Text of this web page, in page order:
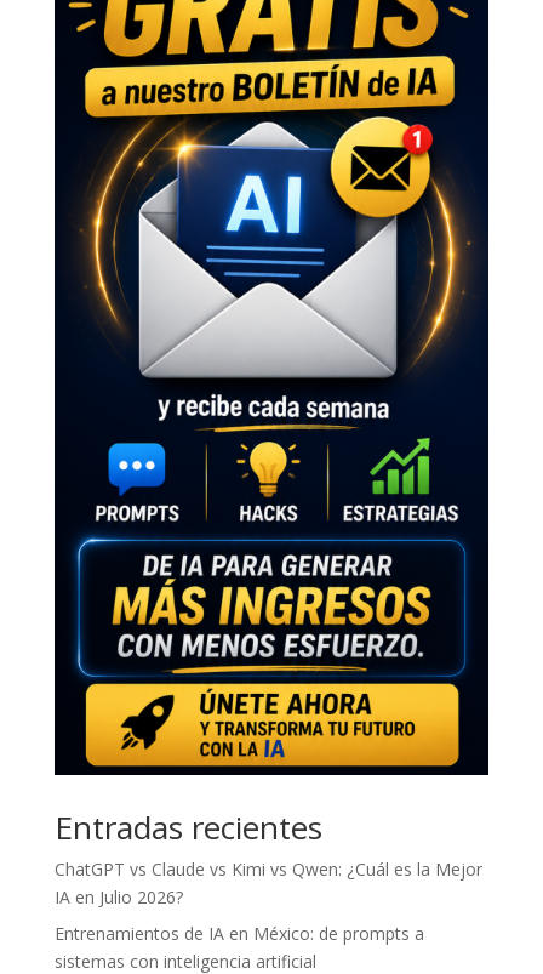
Entradas recientes
ChatGPT vs Claude vs Kimi vs Qwen: ¿Cuál es la Mejor
IA en Julio 2026?
Entrenamientos de IA en México: de prompts a
sistemas con inteligencia artificial